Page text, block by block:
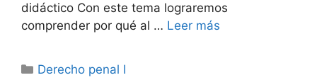
didáctico Con este tema lograremos
comprender por qué al … Leer más
Categorías
Derecho penal I